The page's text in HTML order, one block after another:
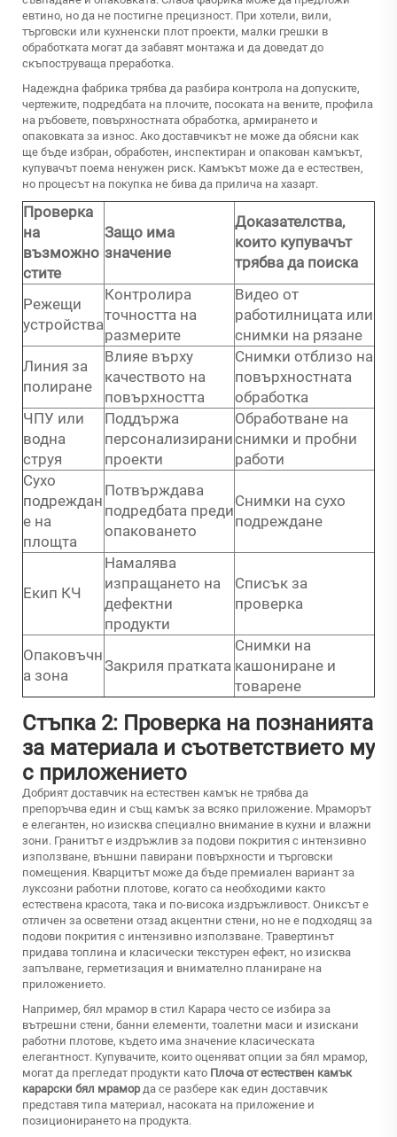
евтино, но да не постигне прецизност. При хотели, вили,
търговски или кухненски плот проекти, малки грешки в
обработката могат да забавят монтажа и да доведат до
скъпоструваща преработка.
Надеждна фабрика трябва да разбира контрола на допуските,
чертежите, подредбата на плочите, посоката на вените, профила
на ръбовете, повърхностната обработка, армирането и
опаковката за износ. Ако доставчикът не може да обясни как
ще бъде избран, обработен, инспектиран и опакован камъкът,
купувачът поема ненужен риск. Камъкът може да е естествен,
но процесът на покупка не бива да прилича на хазарт.
Проверка
на
възможно
стите
Защо има
значение
Доказателства,
които купувачът
трябва да поиска
Режещи
устройства
Контролира
точността на
размерите
Видео от
работилницата или
снимки на рязане
Линия за
полиране
Влияе върху
качеството на
повърхността
Снимки отблизо на
повърхностната
обработка
ЧПУ или
водна
струя
Поддържа
персонализирани
проекти
Обработване на
снимки и пробни
работи
Сухо
подреждан
е на
площта
Потвърждава
подредбата преди
опаковането
Снимки на сухо
подреждане
Екип КЧ
Намалява
изпращането на
дефектни
продукти
Списък за
проверка
Опаковъчн
а зона
Закриля пратката
Снимки на
кашониране и
товарене
Стъпка 2: Проверка на познанията
за материала и съответствието му
с приложението
Добрият доставчик на естествен камък не трябва да
препоръчва един и същ камък за всяко приложение. Мраморът
е елегантен, но изисква специално внимание в кухни и влажни
зони. Гранитът е издръжлив за подови покрития с интензивно
използване, външни павирани повърхности и търговски
помещения. Кварцитът може да бъде премиален вариант за
луксозни работни плотове, когато са необходими както
естествена красота, така и по-висока издръжливост. Ониксът е
отличен за осветени отзад акцентни стени, но не е подходящ за
подови покрития с интензивно използване. Травертинът
придава топлина и класически текстурен ефект, но изисква
запълване, герметизация и внимателно планиране на
приложението.
Например, бял мрамор в стил Карара често се избира за
вътрешни стени, банни елементи, тоалетни маси и изискани
работни плотове, където има значение класическата
елегантност. Купувачите, които оценяват опции за бял мрамор,
могат да прегледат продукти като Плоча от естествен камък
карарски бял мрамор да се разбере как един доставчик
представя типа материал, насоката на приложение и
позиционирането на продукта.